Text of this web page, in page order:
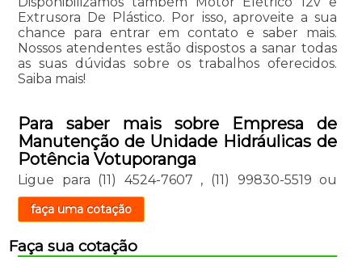
Extrusora De Plástico. Por isso, aproveite a sua
chance para entrar em contato e saber mais.
Nossos atendentes estão dispostos a sanar todas
as suas dúvidas sobre os trabalhos oferecidos.
Saiba mais!
Para saber mais sobre Empresa de
Manutenção de Unidade Hidráulicas de
Potência Votuporanga
Ligue para (11) 4524-7607 , (11) 99830-5519 ou
faça uma cotação
Faça sua cotação